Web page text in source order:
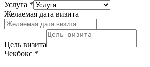
Услуга *
Желаемая дата визита
Цель визита
Чекбокс *